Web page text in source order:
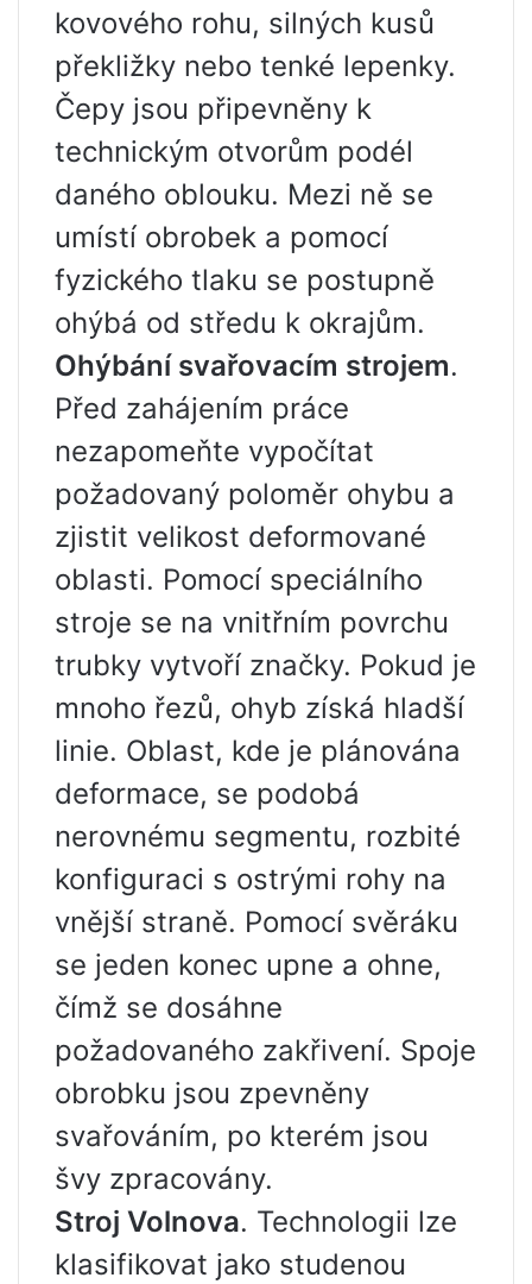
kovového rohu, silných kusů
překližky nebo tenké lepenky.
Čepy jsou připevněny k
technickým otvorům podél
daného oblouku. Mezi ně se
umístí obrobek a pomocí
fyzického tlaku se postupně
ohýbá od středu k okrajům.
Ohýbání svařovacím strojem.
Před zahájením práce
nezapomeňte vypočítat
požadovaný poloměr ohybu a
zjistit velikost deformované
oblasti. Pomocí speciálního
stroje se na vnitřním povrchu
trubky vytvoří značky. Pokud je
mnoho řezů, ohyb získá hladší
linie. Oblast, kde je plánována
deformace, se podobá
nerovnému segmentu, rozbité
konfiguraci s ostrými rohy na
vnější straně. Pomocí svěráku
se jeden konec upne a ohne,
čímž se dosáhne
požadovaného zakřivení. Spoje
obrobku jsou zpevněny
svařováním, po kterém jsou
švy zpracovány.
Stroj Volnova. Technologii lze
klasifikovat jako studenou